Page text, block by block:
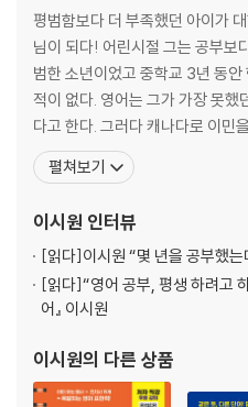
UNIT 13-16 REVIEW
UNIT 17 전에 하고 있던 일 말하
UNIT 18 -ing 활용해서 표현하기
UNIT 19 to 활용해서 표현하기 1
UNIT 20 to 활용해서 표현하기
불규칙 동사 변화표
Answer Key
평범함보다 더 부족했던 아이가
님이 되다! 어린시절 그는 공부보다는 친구와 게임기가 더 좋았던 평
범한 소년이었고 중학교 3년 동
적이 없다. 영어는 그가 가장 못
다고 한다. 그러다 캐나다로 이민
통과한 것이다. 아이들이 언어를
어의 원리와 한국어 중심의 말하
나 영어를 말할 수 있게 하고자
펼쳐보기
이시원 인터뷰
[읽다]이시원 “몇 년을 공부했
[읽다]“영어 공부, 평생 하려고
어』 이시원
이시원의 다른 상품